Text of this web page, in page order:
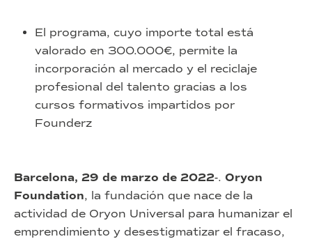
El programa, cuyo importe total está
valorado en 300.000€, permite la
incorporación al mercado y el reciclaje
profesional del talento gracias a los
cursos formativos impartidos por
Founderz
Barcelona, 29 de marzo de 2022-. Oryon
Foundation, la fundación que nace de la
actividad de Oryon Universal para humanizar el
emprendimiento y desestigmatizar el fracaso,